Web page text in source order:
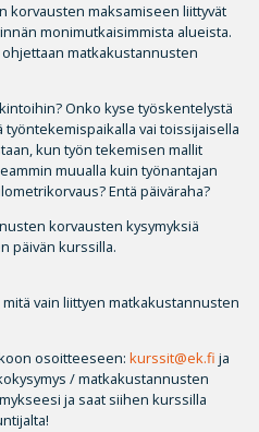
korvausten maksamiseen liittyvät
monimutkaisimmista alueista.
matkakustannusten
Onko kyse työskentelystä
vai toissijaisella
kun työn tekemisen mallit
muualla kuin työnantajan
Entä päiväraha?
korvausten kysymyksiä
päivän kurssilla.
vain liittyen matkakustannusten
osoitteeseen: kurssit@ek.fi ja
/ matkakustannusten
ja saat siihen kurssilla